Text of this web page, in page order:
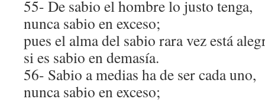
55- De sabio el hombre lo justo tenga,
nunca sabio en exceso;
pues el alma del sabio rara vez está
si es sabio en demasía.
56- Sabio a medias ha de ser cada uno,
nunca sabio en exceso;